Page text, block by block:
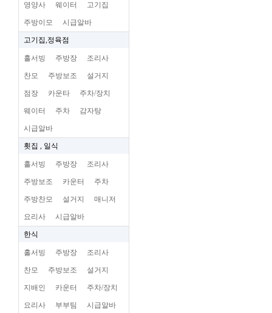
영양사 웨이터 고기집
주방이모 시급알바
고기집,정육점
홀서빙 주방장 조리사
찬모 주방보조 설거지
점장 카운타 주차/장치
웨이터 주차 감자탕
시급알바
횟집 , 일식
홀서빙 주방장 조리사
주방보조 카운터 주차
주방찬모 설거지 매니저
요리사 시급알바
한식
홀서빙 주방장 조리사
찬모 주방보조 설거지
지배인 카운터 주차/장치
요리사 부부팀 시급알바